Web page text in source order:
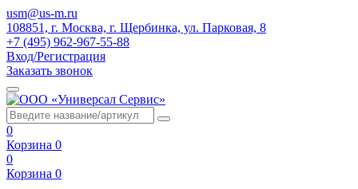
usm@us-m.ru
108851, г. Москва, г. Щербинка, ул. Парковая, 8
+7 (495) 962-967-55-88
Вход/Регистрация
Заказать звонок
0
Корзина 0
0
Корзина 0